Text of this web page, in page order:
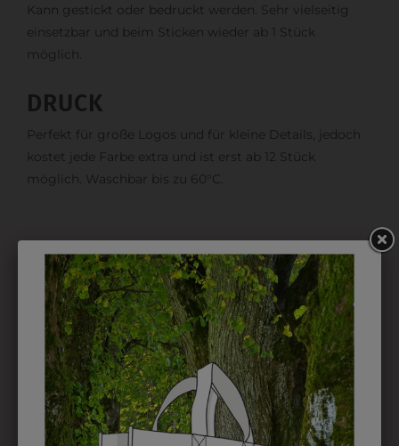
Kann gestickt oder bedruckt werden. Sehr vielseitig
einsetzbar und beim Sticken wieder ab 1 Stück
möglich.
DRUCK
Perfekt für große Logos und für kleine Details, jedoch
kostet jede Farbe extra und ist erst ab 12 Stück
möglich. Waschbar bis zu 60°C.
DAS KÖNNTE IHNEN
AUCH GEFALLEN